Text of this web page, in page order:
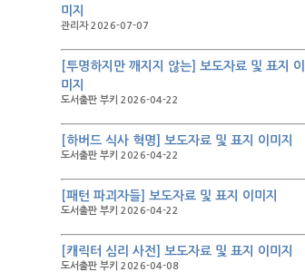
미지
관리자 2026-07-07
[투명하지만 깨지지 않는] 보도자료 및 표지 이
미지
도서출판 부키 2026-04-22
[하버드 식사 혁명] 보도자료 및 표지 이미지
도서출판 부키 2026-04-22
[패턴 파괴자들] 보도자료 및 표지 이미지
도서출판 부키 2026-04-22
[캐릭터 심리 사전] 보도자료 및 표지 이미지
도서출판 부키 2026-04-08